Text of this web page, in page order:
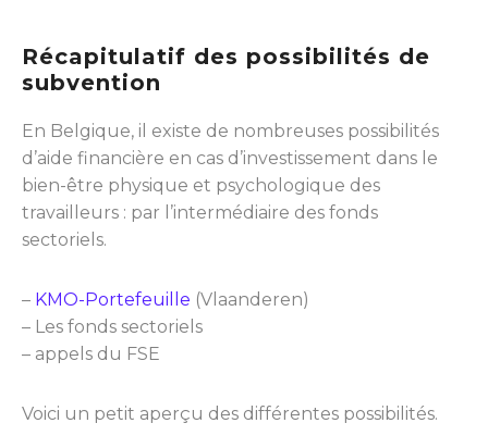
Récapitulatif des possibilités de
subvention
En Belgique, il existe de nombreuses possibilités
d’aide financière en cas d’investissement dans le
bien-être physique et psychologique des
travailleurs : par l’intermédiaire des fonds
sectoriels.
– KMO-Portefeuille (Vlaanderen)
– Les fonds sectoriels
– appels du FSE
Voici un petit aperçu des différentes possibilités.